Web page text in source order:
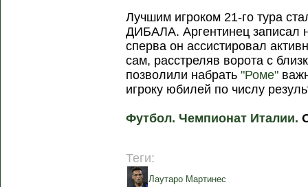
Лучшим игроком 21-го тура
ДИБАЛА. Аргентинец записал
сперва он ассистировал
сам, расстреляв ворота с
позволили набрать"Роме"
игроку юбилей по числу
Футбол. Чемпионат Италии.
Теги:
Лаутаро Мартинес